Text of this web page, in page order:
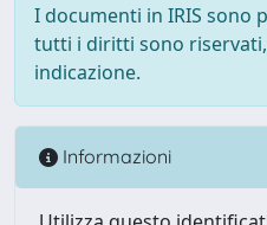
I documenti in IRIS sono
tutti i diritti sono
indicazione.
Informazioni